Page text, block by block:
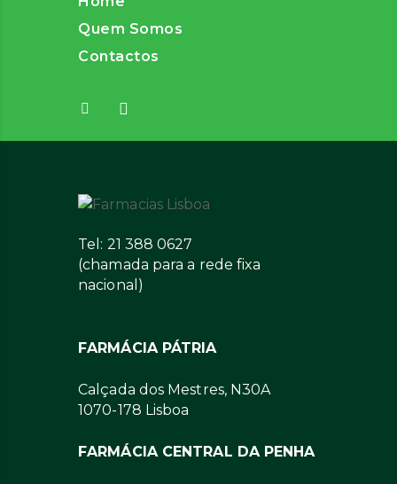
Quem Somos
Contactos
Tel: 21 388 0627
(chamada para a rede fixa
nacional)
FARMÁCIA PÁTRIA
Calçada dos Mestres, N30A
1070-178 Lisboa
FARMÁCIA CENTRAL DA PENHA